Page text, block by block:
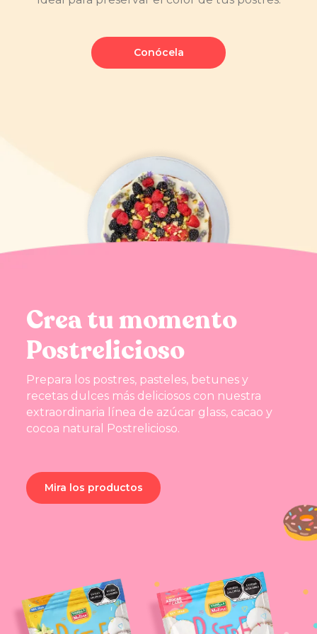
Conócela
Crea tu momento
Postrelicioso
Prepara los postres, pasteles, betunes y
recetas dulces más deliciosos con nuestra
extraordinaria línea de azúcar glass, cacao y
cocoa natural Postrelicioso.
Mira los productos